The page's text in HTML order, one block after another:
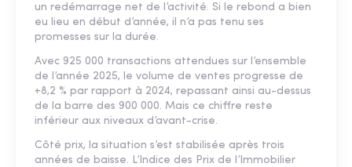
un redémarrage net de l’activité. Si le rebond a bien
eu lieu en début d’année, il n’a pas tenu ses
promesses sur la durée.
Avec 925 000 transactions attendues sur l’ensemble
de l’année 2025, le volume de ventes progresse de
+8,2 % par rapport à 2024, repassant ainsi au-dessus
de la barre des 900 000. Mais ce chiffre reste
inférieur aux niveaux d’avant-crise.
Côté prix, la situation s’est stabilisée après trois
années de baisse. L’Indice des Prix de l’Immobilier